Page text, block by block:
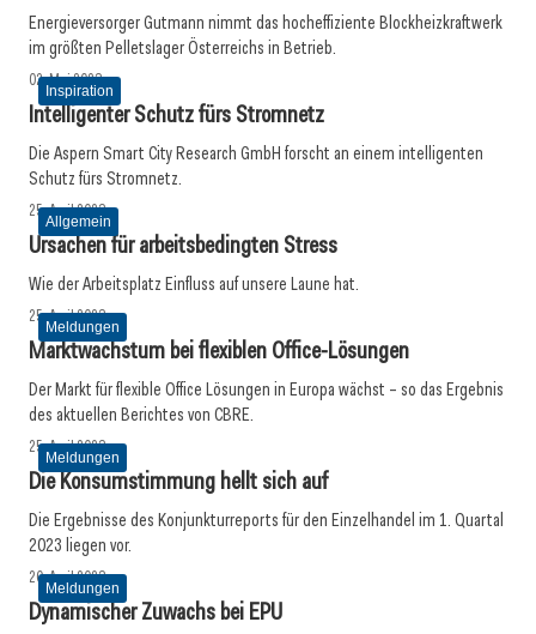
Energieversorger Gutmann nimmt das hocheffiziente Blockheizkraftwerk
im größten Pelletslager Österreichs in Betrieb.
Inspiration
02. Mai 2023
Intelligenter Schutz fürs Stromnetz
Die Aspern Smart City Research GmbH forscht an einem intelligenten
Schutz fürs Stromnetz.
Allgemein
25. April 2023
Ursachen für arbeitsbedingten Stress
Wie der Arbeitsplatz Einfluss auf unsere Laune hat.
Meldungen
25. April 2023
Marktwachstum bei flexiblen Office-Lösungen
Der Markt für flexible Office Lösungen in Europa wächst – so das Ergebnis
des aktuellen Berichtes von CBRE.
Meldungen
25. April 2023
Die Konsumstimmung hellt sich auf
Die Ergebnisse des Konjunkturreports für den Einzelhandel im 1. Quartal
2023 liegen vor.
Meldungen
20. April 2023
Dynamischer Zuwachs bei EPU